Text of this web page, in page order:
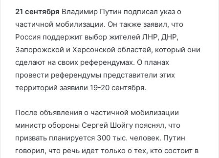
21 сентября Владимир Путин подписал указ о
частичной мобилизации. Он также заявил, что
Россия поддержит выбор жителей ЛНР, ДНР,
Запорожской и Херсонской областей, который они
сделают на своих референдумах. О планах
провести референдумы представители этих
территорий заявили 19-20 сентября.
После объявления о частичной мобилизации
министр обороны Сергей Шойгу пояснял, что
призвать планируется 300 тыс. человек. Путин
говорил, что речь идет только о тех, кто состоит в